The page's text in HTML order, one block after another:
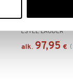
ESTÉE LAUDER
alk. 97,95 € (